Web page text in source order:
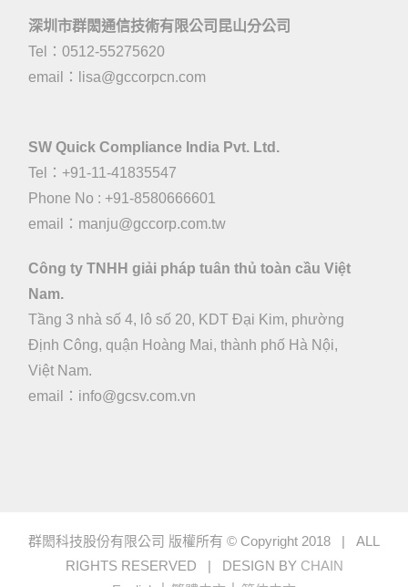
深圳市群閎通信技術有限公司昆山分公司
Tel：0512-55275620
email：
lisa@gccorpcn.com
SW Quick Compliance India Pvt. Ltd.
Tel：+91-11-41835547
Phone No : +91-8580666601
email：manju@gccorp.com.tw
Công ty TNHH giải pháp tuân thủ toàn cầu Việt
Nam.
Tầng 3 nhà số 4, lô số 20, KDT Đại Kim, phường
Định Công, quận Hoàng Mai, thành phố Hà Nội,
Việt Nam.
email： info@gcsv.com.vn
群閎科技股份有限公司 版權所有 © Copyright 2018 | ALL
RIGHTS RESERVED | DESIGN BY CHAIN